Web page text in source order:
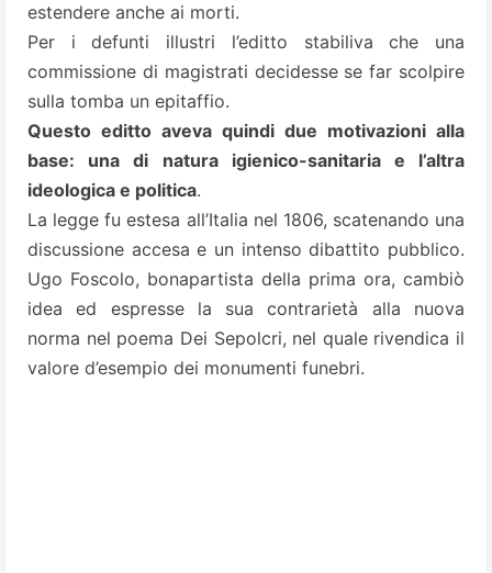
estendere anche ai morti.
Per i defunti illustri l’editto stabiliva che una
commissione di magistrati decidesse se far scolpire
sulla tomba un epitaffio.
Questo editto aveva quindi due motivazioni alla
base: una di natura igienico-sanitaria e l’altra
ideologica e politica.
La legge fu estesa all’Italia nel 1806, scatenando una
discussione accesa e un intenso dibattito pubblico.
Ugo Foscolo, bonapartista della prima ora, cambiò
idea ed espresse la sua contrarietà alla nuova
norma nel poema Dei Sepolcri, nel quale rivendica il
valore d’esempio dei monumenti funebri.